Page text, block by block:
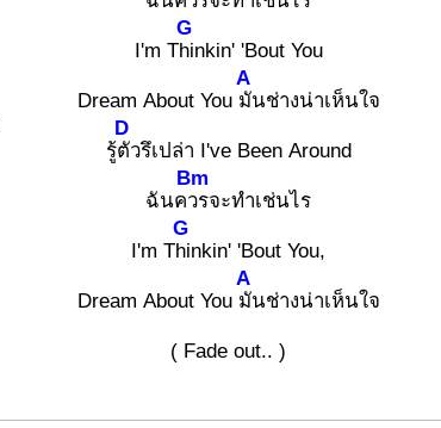
I'm T
G
hinkin' 'Bout You
Dream About You
A
มันช่างน่าเห็นใจ
รู้
D
ตัวรึเปล่า I've Been Around
ฉันค
Bm
วรจะทำเช่นไร
I'm T
G
hinkin' 'Bout You,
Dream About You
A
มันช่างน่าเห็นใจ
( Fade out.. )